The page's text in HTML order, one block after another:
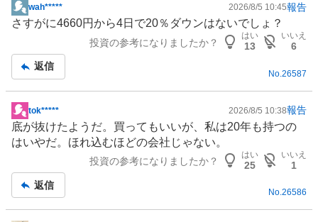
掲
示
事
wah***** 2026/8/5 10:45報告
さすがに4660円から4日で20％ダウンはないでしょ？
投資の参考になりましたか？
はい
13
いいえ
6
返信
No. 26587
掲
示
板
tok***** 2026/8/5 10:38報告
底が抜けたようだ。買ってもいいが、私は20年も持つの
はいやだ。ほれ込むほどの会社じゃない。
投資の参考になりましたか？
はい
25
いいえ
1
返信
No.26586